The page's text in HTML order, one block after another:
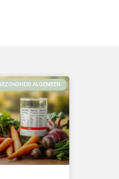
ALGEMEEN